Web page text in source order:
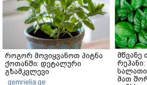
როგორ მოვიყვანოთ პიტნა
ქოთანში: დეტალური
გზამკვლევი
gemrielia.ge
მწვანე
მათ